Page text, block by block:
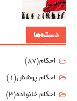
دسته‌ها
احکام(87)
احکام پوشش(1)
احکام خانواده(3)